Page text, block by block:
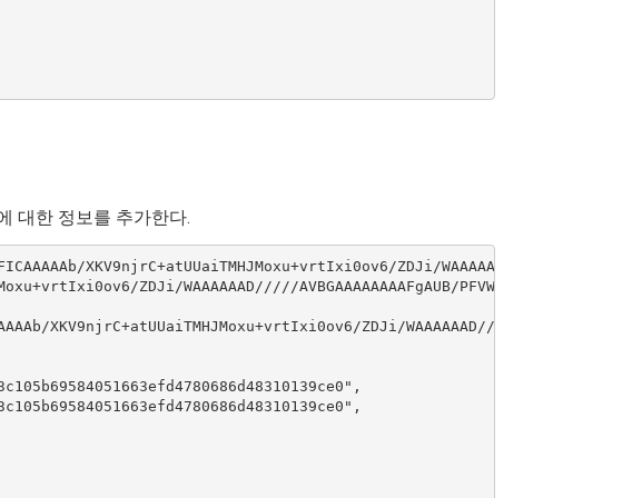
대한 정보를 추가한다.
XKV9njrC+atUUaiTMHJMoxu+vrtIxi0ov6/ZDJi/WAAAAAAD/////
ZDJi/WAAAAAAD/////AVBGAAAAAAAAFgAUB/
XKV9njrC+atUUaiTMHJMoxu+vrtIxi0ov6/ZDJi/WAAAAAAD/////